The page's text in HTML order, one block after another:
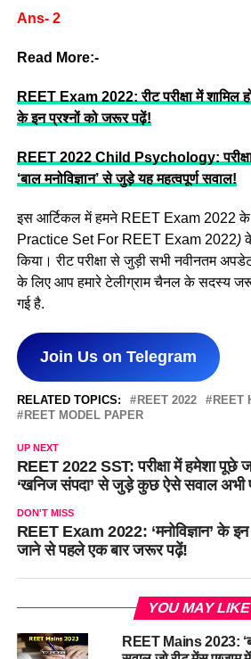
Ans- 2
Read More:-
REET Exam 2022: रीट परीक्षा में शामिल
के इन प्रश्नों को जरूर पढ़ें!
REET 2022 Child Psychology:
‘बाल मनोविज्ञान’ से जुड़े यह महत्वपूर्ण सवाल!
इस आर्टिकल में हमने REET Exam 2022 के
Practice Set For REET Exam 2022)
किया।रीट परीक्षा से जुड़ी सभी नवीनतम
के लिए आप हमारे टेलीग्राम चैनल के सदस्य
गई है.
Join Us on Telegram
RELATED TOPICS: REET 2022
REET
REET MODEL PAPER
UP NEXT
REET 2022 SST: परीक्षा में हमेशा पूछे
‘खनिज संपदा’ से जुड़े कुछ ऐसे सवाल अभी
DON'T MISS
REET Exam 2022: ‘मनोविज्ञान’ के इन
जाने से पहले एक बार जरूर पढ़ें!
YOU MAY LIKE
REET Mains 2023: